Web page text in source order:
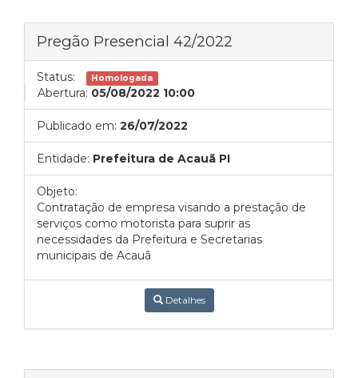
Pregão Presencial 42/2022
Status: Homologada
Abertura: 05/08/2022 10:00
Publicado em: 26/07/2022
Entidade: Prefeitura de Acauã PI
Objeto:
Contratação de empresa visando a prestação de
serviços como motorista para suprir as
necessidades da Prefeitura e Secretarias
municipais de Acauã
Detalhes